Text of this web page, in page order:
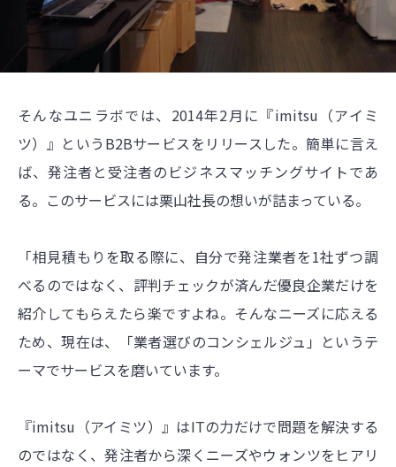
そんなユニラボでは、2014年2月に『imitsu（アイミ
ツ）』というB2Bサービスをリリースした。簡単に言え
ば、発注者と受注者のビジネスマッチングサイトであ
る。このサービスには栗山社長の想いが詰まっている。
「相見積もりを取る際に、自分で発注業者を1社ずつ調
べるのではなく、評判チェックが済んだ優良企業だけを
紹介してもらえたら楽ですよね。そんなニーズに応える
ため、現在は、「業者選びのコンシェルジュ」というテ
ーマでサービスを磨いています。
『imitsu（アイミツ）』はITの力だけで問題を解決する
のではなく、発注者から深くニーズやウォンツをヒアリ